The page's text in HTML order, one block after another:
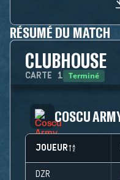
RÉSUMÉ DU MATCH
CLUBHOUSE
CARTE 1 Terminé
COSCU
JOUEUR
DZR